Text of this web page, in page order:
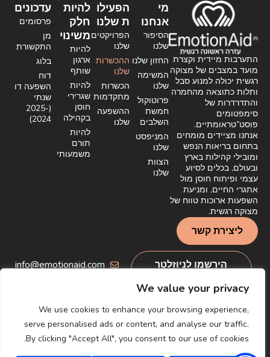
We value your privacy
We use cookies to enhance your browsing experience,
serve personalised ads or content, and analyse our traffic.
By clicking "Accept All", you consent to our use of cookies.
התערבות מיידית וקצרת
מועד במצבים של מצוקה
רגשית יכולה למנוע סבל
ותלות כתוצאה מהחמרה
והתדרדרות של
סימפטומים
פוסט־טראומתיים.
אנחנו מציידים מומחים
בתחום בריאות הנפש
ומובילי קהילות בארץ
ובעולם, בכלים לסיוע
עצמי ופיתוח חוסן מול
אתגרי החיים, ומניעת
השפעות ארוכות טווח של
מצוקה רגשית.
ליצירת קשר
מי
אנחנו
הסיפור
שלנו
החזון שלנו
המשימה
שלנו
פרוטוקול
חמשת
השלבים
המניפסט
שלנו
הצוות
שלנו
הפעילו
ת שלנו
הפרויקטים
שלנו
ההכשרות
שלנו
הכשרות
מתקדמות
ההשפעה
שלנו
להיות
חלק
משינוי
להיות
ארגון
שותף
להיות
שגרירי
חוסן
בקהילה
להיות
תורם
משמעותי
עדכונים
פרסומים
מן
התקשורת
בלוג
דוח
השפעה דו
שנתי
(2025-
2024)
info@emotionaid.com
הירשמו לניוזלטר